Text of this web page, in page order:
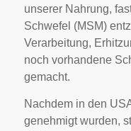
unserer Nahrung,
Schwefel (MSM)
Verarbeitung,
noch vorhandene
gemacht.
Nachdem in den
genehmigt wurden,